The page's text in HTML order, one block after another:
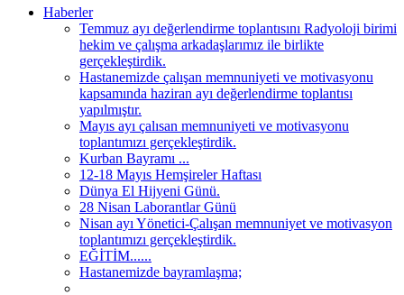
Haberler
Temmuz ayı değerlendirme toplantısını Radyoloji birimi
hekim ve çalışma arkadaşlarımız ile birlikte
gerçekleştirdik.
Hastanemizde çalışan memnuniyeti ve motivasyonu
kapsamında haziran ayı değerlendirme toplantısı
yapılmıştır.
Mayıs ayı çalısan memnuniyeti ve motivasyonu
toplantımızı gerçekleştirdik.
Kurban Bayramı ...
12-18 Mayıs Hemşireler Haftası
Dünya El Hijyeni Günü.
28 Nisan Laborantlar Günü
Nisan ayı Yönetici-Çalışan memnuniyet ve motivasyon
toplantımızı gerçekleştirdik.
EĞİTİM......
Hastanemizde bayramlaşma;